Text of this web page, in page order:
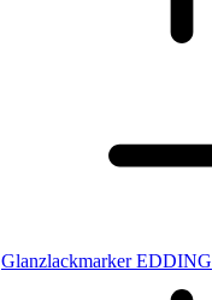
Glanzlackmarker EDDING